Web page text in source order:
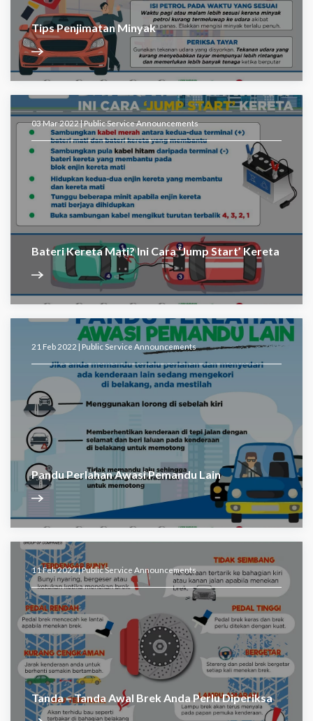
Tips Penjimatan Minyak
03 Mar 2022 |Public Service Announcements
Bateri Kereta Mati? Ini Cara ‘Jump Start’ Kereta
21 Feb 2022 | Public Service Announcements
Pandu Perlahan Awasi Pemandu Lain
11 Feb 2022 |Public Service Announcements
Tanda – Tanda Awal Brek Anda Perlu Diperiksa